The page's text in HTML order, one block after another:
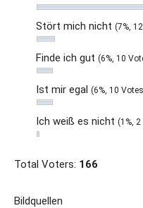
Stört mich nicht (7%,
Finde ich gut (6%, 10
Ist mir egal (6%, 10
Ich weiß es nicht (1%,
Total Voters: 166
Bildquellen